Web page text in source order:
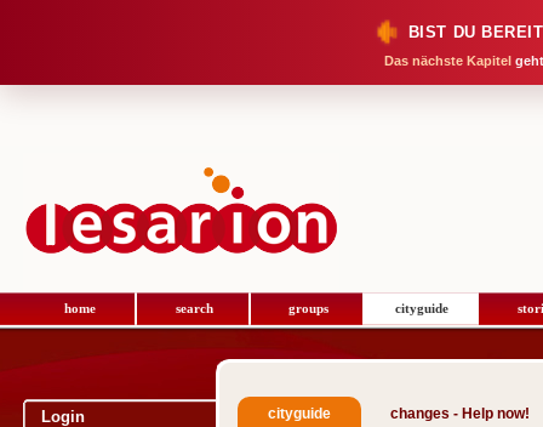
BIST DU
Das nächste Kapitel
home search groups cityguide
Login cityguide changes - Help now!